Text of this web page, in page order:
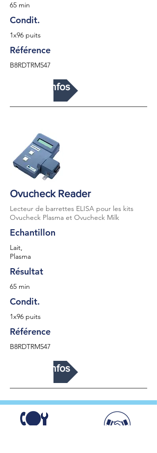
65 min
Condit.
1x96 puits
Référence
B8RDTRM547
Plus d'infos
Ovucheck Reader
Lecteur de barrettes ELISA pour les kits
Ovucheck Plasma et Ovucheck Milk
Echantillon
Lait,
Plasma
Résultat
65 min
Condit.
1x96 puits
Référence
B8RDTRM547
Plus d'infos